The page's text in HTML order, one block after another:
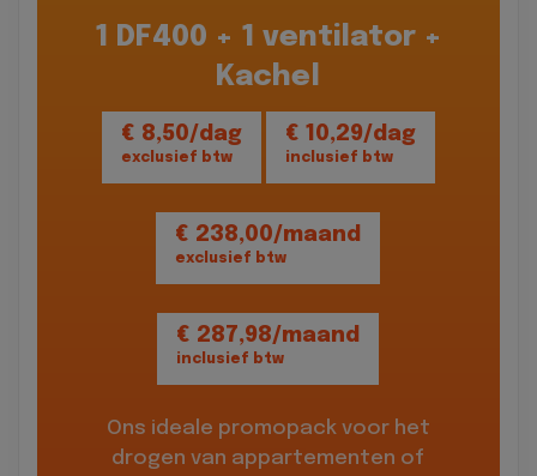
1 DF400 + 1 ventilator +
Kachel
€ 8,50/dag
exclusief btw
€ 10,29/dag
inclusief btw
€ 238,00/maand
exclusief btw
€ 287,98/maand
inclusief btw
Ons ideale promopack voor het
drogen van appartementen of